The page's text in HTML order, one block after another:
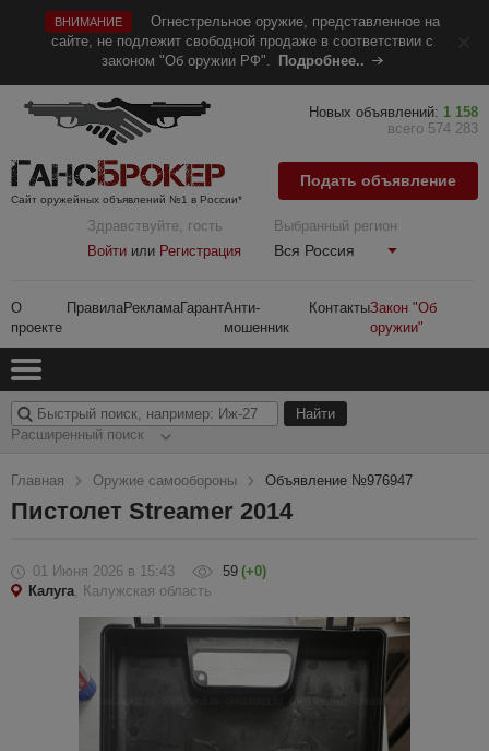
ВНИМАНИЕ
Огнестрельное оружие, представленное на
сайте, не подлежит свободной продаже в соответствии с
законом "Об оружии РФ".
Подробнее..
Сайт оружейных объявлений №1 в России*
Здравствуйте, гость
Войти или Регистрация
Выбранный регион
Вся Россия
О
проекте
ПравилаРекламаГарантАнти-
мошенник
КонтактыЗакон "Об
оружии"
Новых объявлений: 1 158
всего 574 283
Подать объявление
Расширенный поиск
Главная Оружие самообороны Объявление №976947
Пистолет Streamer 2014
01 Июня 2026 в 15:43 59 (+0)
Калуга, Калужская область